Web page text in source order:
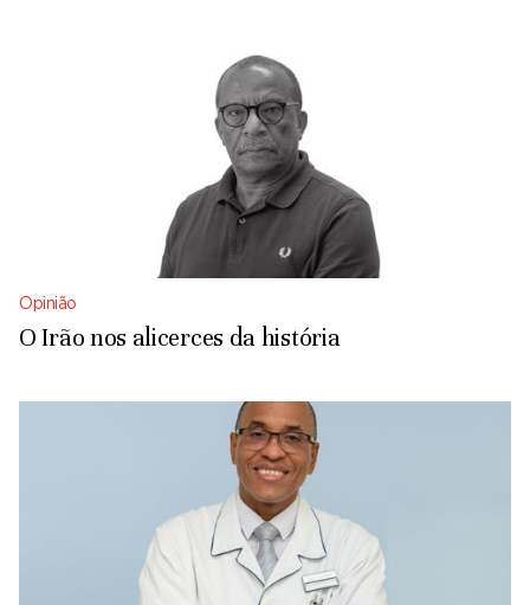
Opinião
O Irão nos alicerces da história